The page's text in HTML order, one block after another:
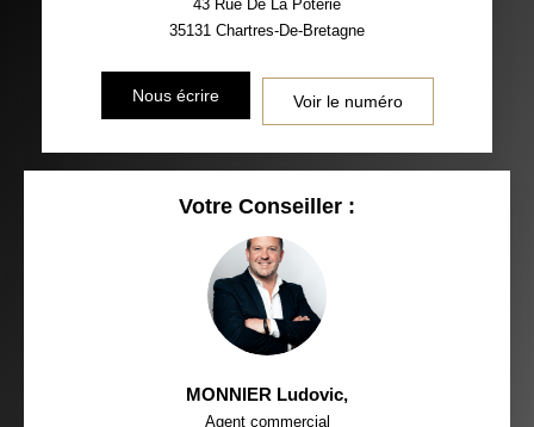
43 Rue De La Poterie
35131 Chartres-De-Bretagne
Nous écrire Voir le numéro
Votre Conseiller :
MONNIER Ludovic,
Agent commercial